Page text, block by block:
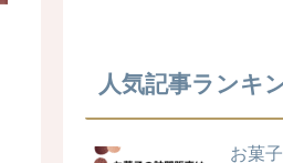
人気記事ランキ
お菓